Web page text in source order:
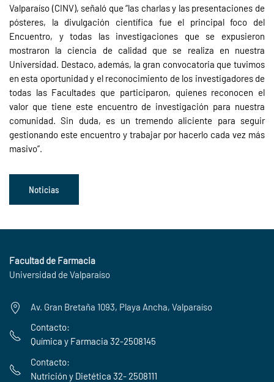
Valparaíso (CINV), señaló que “las charlas y las presentaciones de
pósteres, la divulgación científica fue el principal foco del
Encuentro, y todas las investigaciones que se expusieron
mostraron la ciencia de calidad que se realiza en nuestra
Universidad. Destaco, además, la gran convocatoria que tuvimos
en esta oportunidad y el reconocimiento de los investigadores de
todas las Facultades que participaron, quienes reconocen el
valor que tiene este encuentro de investigación para nuestra
comunidad. Sin duda, es un tremendo aliciente para seguir
gestionando este encuentro y trabajar por hacerlo cada vez más
masivo”.
Noticias
Facultad de Farmacia
Universidad de Valparaíso
Av. Gran Bretaña 1093, Playa Ancha, Valparaíso
Contacto:
Química y Farmacia 32-2508145
Contacto:
Nutrición y Dietética 32- 2508111